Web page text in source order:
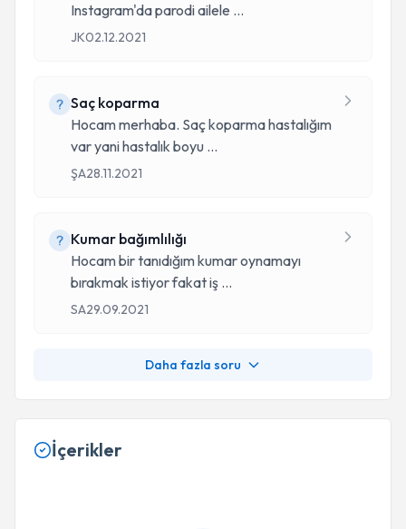
Instagram'da parodi ailele ...
JK02.12.2021
Saç koparma
Hocam merhaba. Saç koparma hastalığım
var yani hastalık boyu ...
ŞA28.11.2021
Kumar bağımlılığı
Hocam bir tanıdığım kumar oynamayı
bırakmak istiyor fakat iş ...
SA29.09.2021
Daha fazla soru
İçerikler